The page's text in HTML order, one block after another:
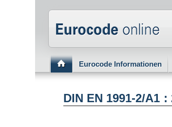
Normenportal
Eurocode Informationen
DIN EN 1991-2/A1 :